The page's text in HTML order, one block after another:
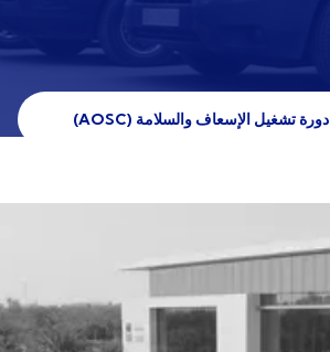
دورة تشغيل الإسعاف والسلامة (AOSC)